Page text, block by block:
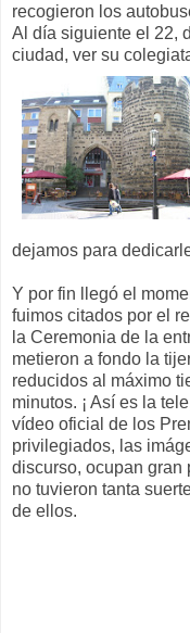
recogieron los
Al día siguiente el 22,
ciudad, ver su
dejamos para
Y por fin llegó el
fuimos citados por el
la Ceremonia de la
metieron a fondo la
reducidos al máximo
minutos. ¡ Así es la
vídeo oficial de los
privilegiados, las
discurso, ocupan gran
no tuvieron tanta
de ellos.